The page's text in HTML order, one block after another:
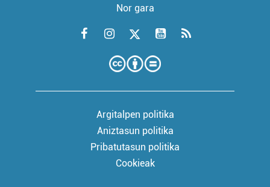
Nor gara
Argitalpen politika
Aniztasun politika
Pribatutasun politika
Cookieak